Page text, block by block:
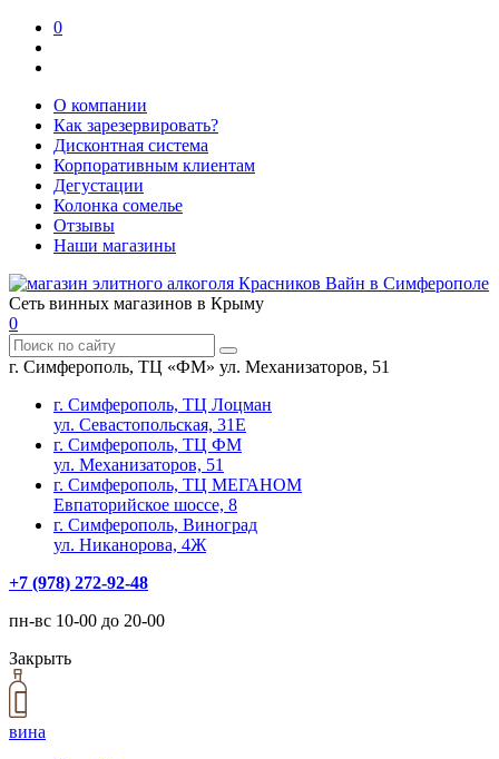
0
О компании
Как зарезервировать?
Дисконтная система
Корпоративным клиентам
Дегустации
Колонка сомелье
Отзывы
Наши магазины
Сеть винных магазинов в Крыму
0
г. Симферополь, ТЦ «ФМ» ул. Механизаторов, 51
г. Симферополь, ТЦ Лоцман
ул. Севастопольская, 31Е
г. Симферополь, ТЦ ФМ
ул. Механизаторов, 51
г. Симферополь, ТЦ МЕГАНОМ
Евпаторийское шоссе, 8
г. Симферополь, Виноград
ул. Никанорова, 4Ж
+7 (978) 272-92-48
пн-вс 10-00 до 20-00
Закрыть
вина